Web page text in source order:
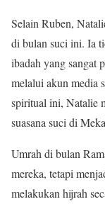
Selain Ruben,
di bulan suci ini. Ia
ibadah yang sangat
melalui akun media
spiritual ini, Natalie
suasana suci di
Umrah di bulan
mereka, tetapi
melakukan hijrah